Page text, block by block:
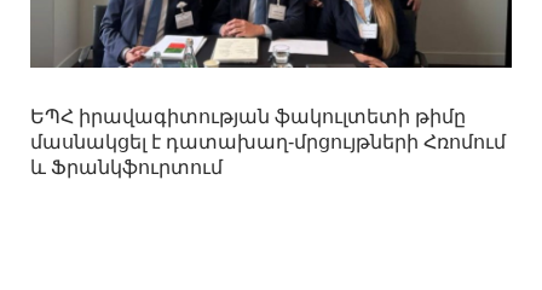
ԵՊՀ իրավագիտության ֆակուլտետի թիմը
մասնակցել է դատախաղ-մրցույթների Հռոմում
և Ֆրանկֆուրտում